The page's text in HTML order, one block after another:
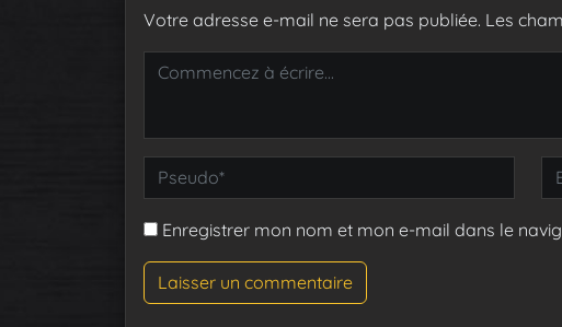
Votre adresse e-mail ne sera pas publiée. Les
Enregistrer mon nom et mon e-mail dans le